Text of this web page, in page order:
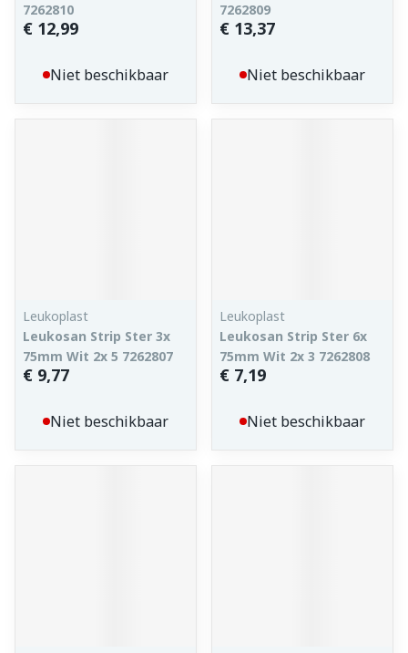
7262810
€ 12,99
Niet beschikbaar
7262809
€ 13,37
Niet beschikbaar
Leukoplast
Leukosan Strip Ster 3x
75mm Wit 2x 5 7262807
€ 9,77
Niet beschikbaar
Leukoplast
Leukosan Strip Ster 6x
75mm Wit 2x 3 7262808
€ 7,19
Niet beschikbaar